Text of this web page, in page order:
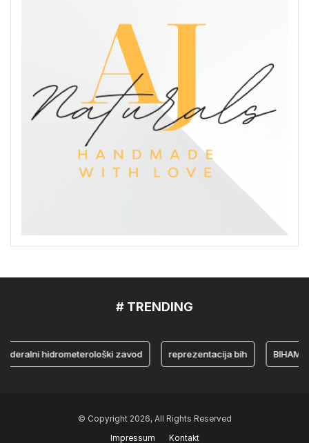
# TRENDING
hidrometerološki zavod reprezentacija bih BIHAMK
© Copyright 2026, All Rights Reserved
Impressum
Kontakt